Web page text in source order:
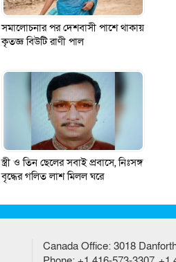
সমালোচনার পর দেশবাসী পাশে থাকায়
কৃতজ্ঞ বিউটি রাণী পাল
স্ত্রী ও তিন ছেলের সবাই প্রবাসে, নিঃসঙ্গ
বৃদ্ধের গলিত লাশ মিলল ঘরে
Canada Office: 3018